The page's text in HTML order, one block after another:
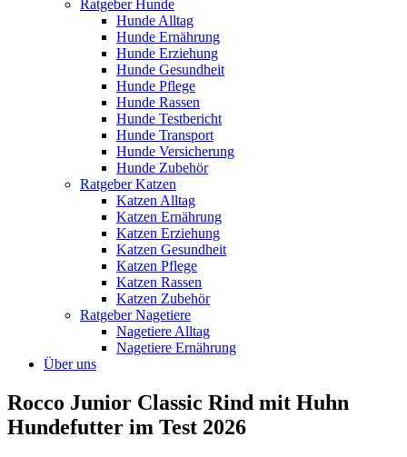
Ratgeber Hunde
Hunde Alltag
Hunde Ernährung
Hunde Erziehung
Hunde Gesundheit
Hunde Pflege
Hunde Rassen
Hunde Testbericht
Hunde Transport
Hunde Versicherung
Hunde Zubehör
Ratgeber Katzen
Katzen Alltag
Katzen Ernährung
Katzen Erziehung
Katzen Gesundheit
Katzen Pflege
Katzen Rassen
Katzen Zubehör
Ratgeber Nagetiere
Nagetiere Alltag
Nagetiere Ernährung
Über uns
Rocco Junior Classic Rind mit Huhn
Hundefutter im Test 2026